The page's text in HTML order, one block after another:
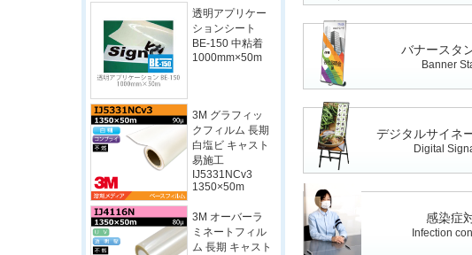
バナースタ
Banner
デジタルサイネ
Digital
感染症
Infection
透明アプリケー
ションシート
BE-150 中粘着
1000mm×50m
3M グラフィッ
クフィルム 長期
白塩ビ キャスト
易施工
IJ5331NCv3
1350×50m
3M オーバーラ
ミネートフィル
ム 長期 キャスト